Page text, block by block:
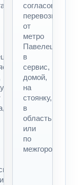
согласовать
перевозку
от
метро
Павелецкая
в
сервис,
домой,
на
стоянку,
в
область
или
по
межгороду.